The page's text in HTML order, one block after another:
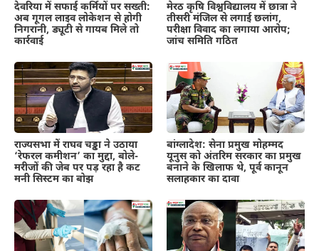
देवरिया में सफाई कर्मियों पर सख्ती:
अब गूगल लाइव लोकेशन से होगी
निगरानी, ड्यूटी से गायब मिले तो
कार्रवाई
मेरठ कृषि विश्वविद्यालय में छात्रा ने
तीसरी मंजिल से लगाई छलांग,
परीक्षा विवाद का लगाया आरोप;
जांच समिति गठित
राज्यसभा में राघव चड्ढा ने उठाया
‘रेफरल कमीशन’ का मुद्दा, बोले-
मरीजों की जेब पर पड़ रहा है कट
मनी सिस्टम का बोझ
बांग्लादेश: सेना प्रमुख मोहम्मद
यूनुस को अंतरिम सरकार का प्रमुख
बनाने के खिलाफ थे, पूर्व कानून
सलाहकार का दावा